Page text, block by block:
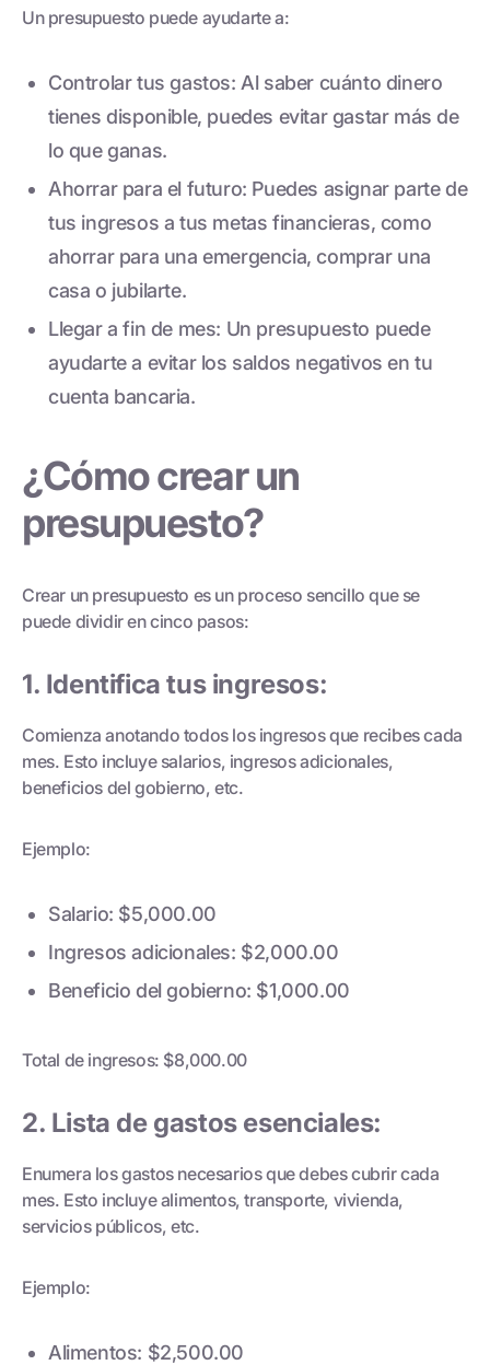
Un presupuesto puede ayudarte a:
Controlar tus gastos: Al saber cuánto dinero
tienes disponible, puedes evitar gastar más de
lo que ganas.
Ahorrar para el futuro: Puedes asignar parte de
tus ingresos a tus metas financieras, como
ahorrar para una emergencia, comprar una
casa o jubilarte.
Llegar a fin de mes: Un presupuesto puede
ayudarte a evitar los saldos negativos en tu
cuenta bancaria.
¿Cómo crear un
presupuesto?
Crear un presupuesto es un proceso sencillo que se
puede dividir en cinco pasos:
1. Identifica tus ingresos:
Comienza anotando todos los ingresos que recibes cada
mes. Esto incluye salarios, ingresos adicionales,
beneficios del gobierno, etc.
Ejemplo:
Salario: $5,000.00
Ingresos adicionales: $2,000.00
Beneficio del gobierno: $1,000.00
Total de ingresos: $8,000.00
2. Lista de gastos esenciales:
Enumera los gastos necesarios que debes cubrir cada
mes. Esto incluye alimentos, transporte, vivienda,
servicios públicos, etc.
Ejemplo:
Alimentos: $2,500.00